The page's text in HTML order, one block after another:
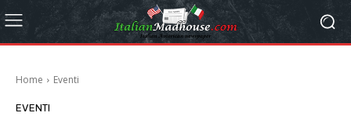
Home Eventi
EVENTI